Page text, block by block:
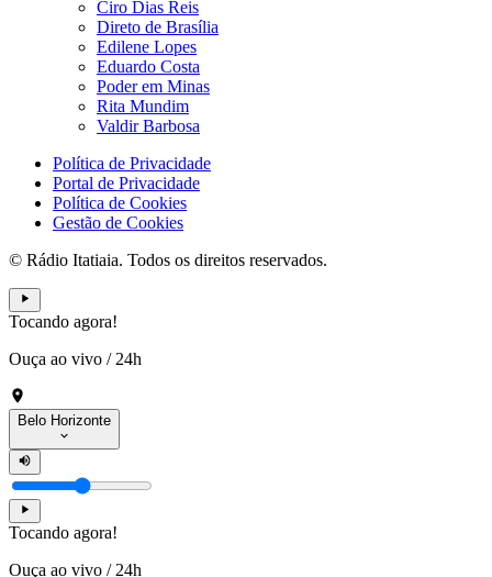
Ciro Dias Reis
Direto de Brasília
Edilene Lopes
Eduardo Costa
Poder em Minas
Rita Mundim
Valdir Barbosa
Política de Privacidade
Portal de Privacidade
Política de Cookies
Gestão de Cookies
© Rádio Itatiaia. Todos os direitos reservados.
Tocando agora!
Ouça ao vivo / 24h
Belo Horizonte
Tocando agora!
Ouça ao vivo / 24h